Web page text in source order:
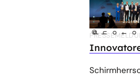
©
pho t
o t